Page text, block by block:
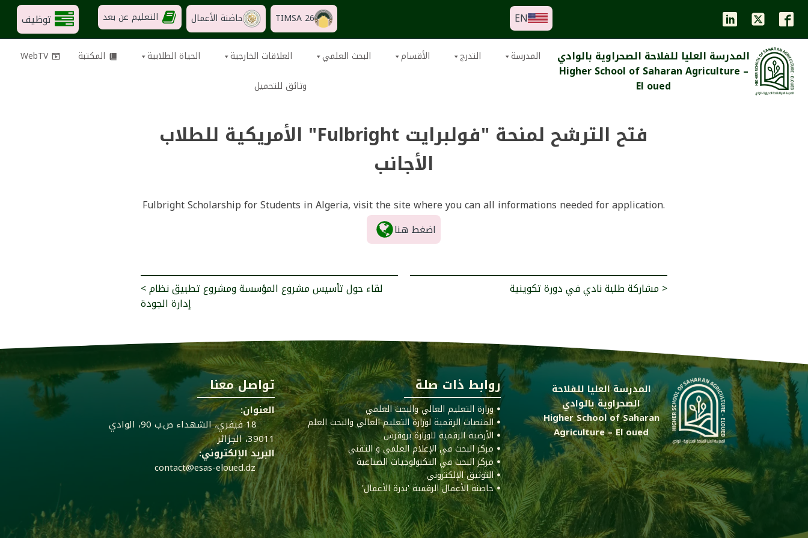
EN
TIMSA 26 حاضنة الأعمال التعليم عن بعد
توظيف
المدرسة العليا للفلاحة الصحراوية بالوادي
Higher School of Saharan Agriculture –
El oued
المدرسة التدرج الأقسام البحث العلمي العلاقات الخارجية الحياة الطلابية المكتبة
WebTV
وثائق للتحميل
فتح الترشح لمنحة "فولبرايت Fulbright" الأمريكية للطلاب
الأجانب
Fulbright Scholarship for Students in Algeria, visit the site where you can all informations needed for application.
اضغط هنا
< لقاء حول تأسيس مشروع المؤسسة ومشروع تطبيق نظام
إدارة الجودة
مشاركة طلبة نادي في دورة تكوينية >
المدرسة العليا للفلاحة
الصحراوية بالوادي
Higher School of Saharan
Agriculture – El oued
روابط ذات صلة
ꔷ وزارة التعليم العالي والبحث العلمي
ꔷ المنصات الرقمية لوزارة التعليم العالي والبحث العلم
ꔷ الأرضية الرقمية للوزارة بروقرس
ꔷ مركز البحث في الإعلام العلمي و التقني
ꔷ مركز البحث في التكنولوجيات الصناعية
ꔷ التوثيق الإلكتروني
ꔷ حاضنة الأعمال الرقمية 'بذرة الأعمال'
تواصل معنا
العنوان:
18 فيفري، الشهداء ص.ب 90، الوادي
39011، الجزائر
البريد الإلكتروني:
contact@esas-eloued.dz